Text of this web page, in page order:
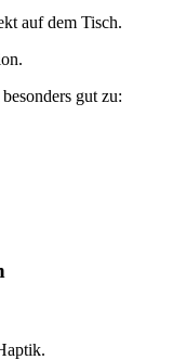
auf dem Tisch.
gut zu: